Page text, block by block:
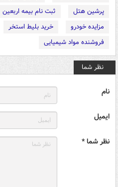
پرشین هتل
ثبت نام بیمه اربعین
مزایده خودرو
خرید بلیط استخر
فروشنده مواد شیمیایی
نظر شما
نام
ایمیل
نظر شما *